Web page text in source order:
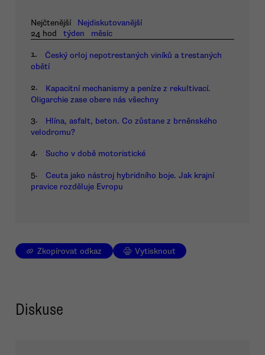
Nejčtenější
Nejdiskutovanější
24 hod
týden měsíc
1.
Český orloj nepotrestaných viníků a trestaných
obětí
2.
Kapacitní mechanismy a peníze z rekultivací.
Oligarchie zase obere nás všechny
3.
Hlína, asfalt, beton. Co zůstane z brněnského
velodromu?
4. Sucho v době motoristické
5.
Ceuta jako nástroj hybridního boje. Jak krajní
pravice rozděluje Evropu
Zkopírovat odkaz Vytisknout
Diskuse